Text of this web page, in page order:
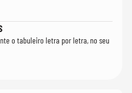
o tabuleiro letra por letra, no seu